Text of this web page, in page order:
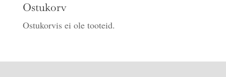
Ostukorv
Ostukorvis ei ole tooteid.